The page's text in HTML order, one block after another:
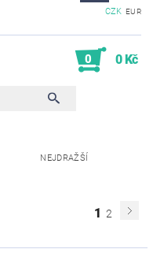
CZK EUR
0 0 Kč
NEJDRAŽŠÍ
1 2